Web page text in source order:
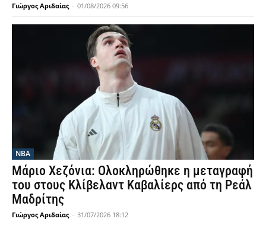
Γιώργος Αριδαίας - 01/08/2026 09:56
NBA
Μάριο Χεζόνια: Ολοκληρώθηκε η μεταγραφή
του στους Κλίβελαντ Καβαλίερς από τη Ρεάλ
Μαδρίτης
Γιώργος Αριδαίας - 31/07/2026 18:12